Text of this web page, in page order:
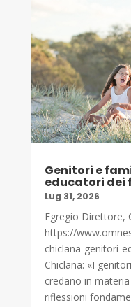
Genitori e
educatori dei
Lug 31, 2026
Egregio Direttore,
https://
chiclana-genitori-
Chiclana: «I
credano in
riflessioni